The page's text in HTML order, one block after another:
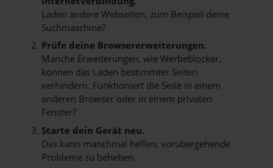
Laden andere Webseiten, zum Beispiel deine
Suchmaschine?
Prüfe deine Browsererweiterungen.
Manche Erweiterungen, wie Werbeblocker,
können das Laden bestimmter Seiten
verhindern. Funktioniert die Seite in einem
anderen Browser oder in einem privaten
Fenster?
Starte dein Gerät neu.
Das kann manchmal helfen, vorübergehende
Probleme zu beheben.